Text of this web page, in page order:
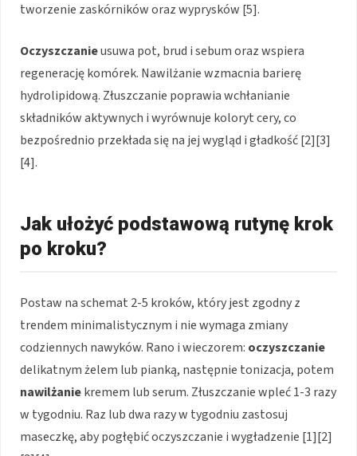
tworzenie zaskórników oraz wyprysków [5].
Oczyszczanieusuwa pot, brud i sebum oraz wspiera
regenerację komórek. Nawilżanie wzmacnia barierę
hydrolipidową. Złuszczanie poprawia wchłanianie
składników aktywnych i wyrównuje koloryt cery, co
bezpośrednio przekłada się na jej wygląd i gładkość [2][3]
[4].
Jak ułożyć podstawową rutynę krok
po kroku?
Postaw na schemat 2-5 kroków, który jest zgodny z
trendem minimalistycznym i nie wymaga zmiany
codziennych nawyków. Rano i wieczorem: oczyszczanie
delikatnym żelem lub pianką, następnie tonizacja, potem
nawilżaniekremem lub serum. Złuszczanie wpleć 1-3 razy
w tygodniu. Raz lub dwa razy w tygodniu zastosuj
maseczkę, aby pogłębić oczyszczanie i wygładzenie [1][2]